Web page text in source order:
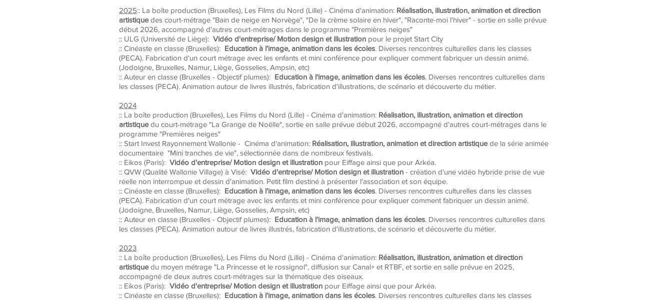
2025:: La boîte production (Bruxelles), Les Films du Nord (Lille) - Cinéma d'animation: Réalisation, illustration, animation et direction
artistiquedes court-métrage "Bain de neige en Norvège", "De la crème solaire en hiver", "Raconte-moi l'hiver" - sortie en salle prévue
début 2026, accompagné d'autres court-métrages dans le programme "Premières neiges"
:: ULG (Université de Liège): Vidéo d'entreprise/ Motion design et illustration pour le projet Start City
:: Cinéaste en classe (Bruxelles): Education à l'image, animation dans les écoles. Diverses rencontres culturelles dans les classes
(PECA). Fabrication d'un court métrage avec les enfants et mini conférence pour expliquer comment fabriquer un dessin animé.
(Jodoigne, Bruxelles, Namur, Liège, Gosselies, Ampsin, etc)
:: Auteur en classe (Bruxelles - Objectif plumes): Education à l'image, animation dans les écoles. Diverses rencontres culturelles dans
les classes (PECA). Animation autour de livres illustrés, fabrication d'illustrations, de scénario et découverte du métier.
2024
:: La boîte production (Bruxelles), Les Films du Nord (Lille) - Cinéma d'animation: Réalisation, illustration, animation et direction
artistiquedu court-métrage "La Grange de Noëlle", sortie en salle prévue début 2026, accompagné d'autres court-métrages dans le
programme "Premières neiges"
:: Start Invest Rayonnement Wallonie - Cinéma d'animation: Réalisation, illustration, animation et direction artistiquede la série animée
documentaire "Mini tranches de vie", sélectionnée dans de nombreux festivals.
:: Eikos (Paris): Vidéo d'entreprise/ Motion design et illustration pour Eiffage ainsi que pour Arkéa.
:: QVW (Qualité Wallonie Village) à Visé: Vidéo d'entreprise/ Motion design et illustration - création d'une vidéo hybride prise de vue
réelle non interrompue et dessin d'animation. Petit film destiné à présenter l'association et son équipe.
:: Cinéaste en classe (Bruxelles): Education à l'image, animation dans les écoles. Diverses rencontres culturelles dans les classes
(PECA). Fabrication d'un court métrage avec les enfants et mini conférence pour expliquer comment fabriquer un dessin animé.
(Jodoigne, Bruxelles, Namur, Liège, Gosselies, Ampsin, etc)
:: Auteur en classe (Bruxelles - Objectif plumes): Education à l'image, animation dans les écoles. Diverses rencontres culturelles dans
les classes (PECA). Animation autour de livres illustrés, fabrication d'illustrations, de scénario et découverte du métier.
2023
:: La boîte production (Bruxelles), Les Films du Nord (Lille) - Cinéma d'animation: Réalisation, illustration, animation et direction
artistiquedu moyen métrage "La Princesse et le rossignol", diffusion sur Canal+ et RTBF, et sortie en salle prévue en 2025,
accompagné de deux autres court-métrages sur la thématique des oiseaux.
:: Eikos (Paris): Vidéo d'entreprise/ Motion design et illustration pour Eiffage ainsi que pour Arkéa.
:: Cinéaste en classe (Bruxelles): Education à l'image, animation dans les écoles. Diverses rencontres culturelles dans les classes